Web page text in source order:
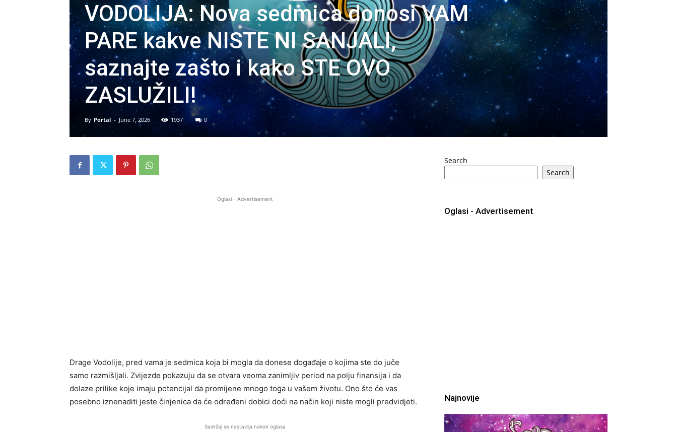
VODOLIJA: Nova sedmica donosi VAM
PARE kakve NISTE NI SANJALI,
saznajte zašto i kako STE OVO
ZASLUŽILI!
By Portal - June 7, 2026 1937 0
Oglasi - Advertisement
Drage Vodolije, pred vama je sedmica koja bi mogla da donese događaje o kojima ste do juče
samo razmišljali. Zvijezde pokazuju da se otvara veoma zanimljiv period na polju finansija i da
dolaze prilike koje imaju potencijal da promijene mnogo toga u vašem životu. Ono što će vas
posebno iznenaditi jeste činjenica da će određeni dobici doći na način koji niste mogli predvidjeti.
Sadržaj se nastavlja nakon oglasa
Search
Search
Oglasi - Advertisement
Najnovije